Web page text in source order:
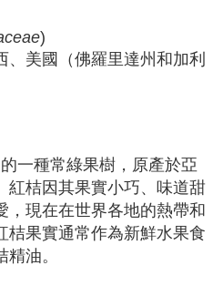
)
、美國（佛羅里達州和加利
一種常綠果樹，原產於亞
紅桔因其果實小巧、味道甜
，現在在世界各地的熱帶和
桔果實通常作為新鮮水果食
油。